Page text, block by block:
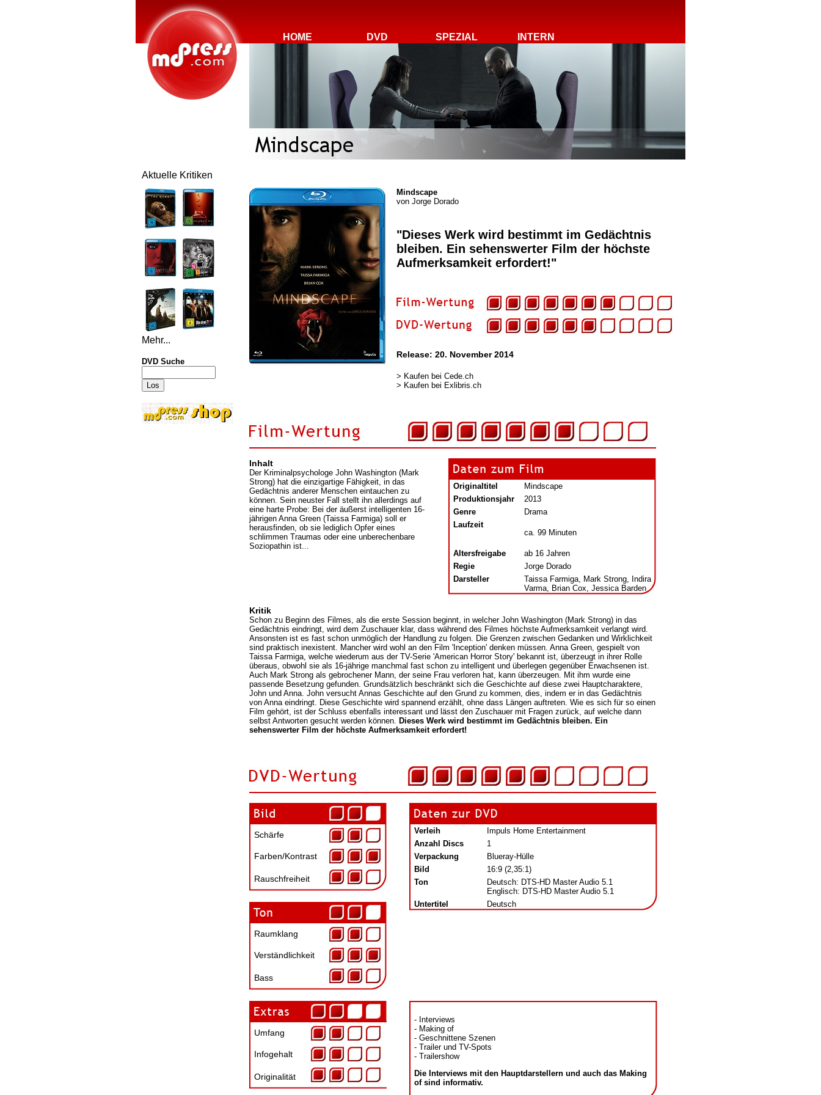
HOME DVD SPEZIAL INTERN
Aktuelle Kritiken
Mehr...
DVD Suche
Mindscape
von Jorge Dorado
"Dieses Werk wird bestimmt im Gedächtnis
bleiben. Ein sehenswerter Film der höchste
Aufmerksamkeit erfordert!"
Release: 20. November 2014
> Kaufen bei Cede.ch
> Kaufen bei Exlibris.ch
Inhalt
Der Kriminalpsychologe John Washington (Mark
Strong) hat die einzigartige Fähigkeit, in das
Gedächtnis anderer Menschen eintauchen zu
können. Sein neuster Fall stellt ihn allerdings auf
eine harte Probe: Bei der äußerst intelligenten 16-
jährigen Anna Green (Taissa Farmiga) soll er
herausfinden, ob sie lediglich Opfer eines
schlimmen Traumas oder eine unberechenbare
Soziopathin ist...
Originaltitel
Mindscape
Produktionsjahr
2013
Genre
Drama
Laufzeit
ca. 99 Minuten
Altersfreigabe
ab 16 Jahren
Regie
Jorge Dorado
Darsteller
Taissa Farmiga, Mark Strong, Indira
Varma, Brian Cox, Jessica Barden
Kritik
Schon zu Beginn des Filmes, als die erste Session beginnt, in welcher John Washington (Mark Strong) in das
Gedächtnis eindringt, wird dem Zuschauer klar, dass während des Filmes höchste Aufmerksamkeit verlangt wird.
Ansonsten ist es fast schon unmöglich der Handlung zu folgen. Die Grenzen zwischen Gedanken und Wirklichkeit
sind praktisch inexistent. Mancher wird wohl an den Film 'Inception' denken müssen. Anna Green, gespielt von
Taissa Farmiga, welche wiederum aus der TV-Serie 'American Horror Story' bekannt ist, überzeugt in ihrer Rolle
überaus, obwohl sie als 16-jährige manchmal fast schon zu intelligent und überlegen gegenüber Erwachsenen ist.
Auch Mark Strong als gebrochener Mann, der seine Frau verloren hat, kann überzeugen. Mit ihm wurde eine
passende Besetzung gefunden. Grundsätzlich beschränkt sich die Geschichte auf diese zwei Hauptcharaktere,
John und Anna. John versucht Annas Geschichte auf den Grund zu kommen, dies, indem er in das Gedächtnis
von Anna eindringt. Diese Geschichte wird spannend erzählt, ohne dass Längen auftreten. Wie es sich für so einen
Film gehört, ist der Schluss ebenfalls interessant und lässt den Zuschauer mit Fragen zurück, auf welche dann
selbst Antworten gesucht werden können. Dieses Werk wird bestimmt im Gedächtnis bleiben. Ein
sehenswerter Film der höchste Aufmerksamkeit erfordert!
Schärfe
Farben/Kontrast
Rauschfreiheit
Raumklang
Verständlichkeit
Bass
Verleih
Impuls Home Entertainment
Anzahl Discs
1
Verpackung
Blueray-Hülle
Bild
16:9 (2,35:1)
Ton
Deutsch: DTS-HD Master Audio 5.1
Englisch: DTS-HD Master Audio 5.1
Untertitel
Deutsch
Umfang
Infogehalt
Originalität
- Interviews
- Making of
- Geschnittene Szenen
- Trailer und TV-Spots
- Trailershow
Die Interviews mit den Hauptdarstellern und auch das Making
of sind informativ.